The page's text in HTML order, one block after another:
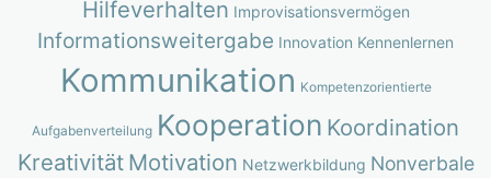
Hilfeverhalten Improvisationsvermögen
Informationsweitergabe Innovation Kennenlernen
Kommunikation Kompetenzorientierte
Aufgabenverteilung Kooperation Koordination
Kreativität Motivation Netzwerkbildung Nonverbale